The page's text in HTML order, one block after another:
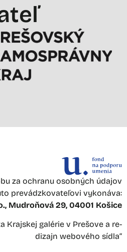
za ochranu osobných údajov
prevádzkovateľovi vykonáva:
Mudroňová 29, 04001 Košice
Krajskej galérie v Prešove a re-
dizajn webového sídla“